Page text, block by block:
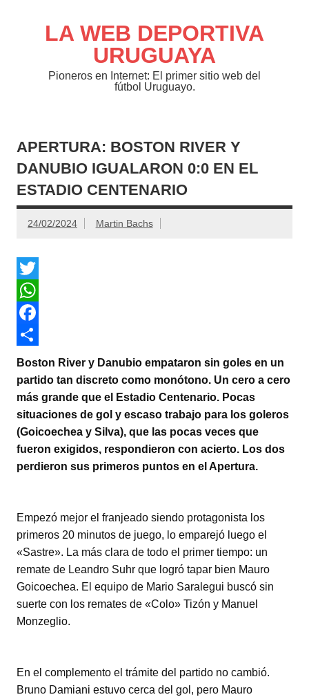
contenidoLA WEB DEPORTIVA
URUGUAYA
Pioneros en Internet: El primer sitio web del
fútbol Uruguayo.
APERTURA: BOSTON RIVER Y
DANUBIO IGUALARON 0:0 EN EL
ESTADIO CENTENARIO
24/02/2024 Martin Bachs
T
w
t
t
e
W
h
a
t
s
p
p
F
a
c
e
o
o
C
o
m
a
r
i
r
Boston River y Danubio empataron sin goles en un
partido tan discreto como monótono. Un cero a cero
más grande que el Estadio Centenario. Pocas
situaciones de gol y escaso trabajo para los goleros
(Goicoechea y Silva), que las pocas veces que
fueron exigidos, respondieron con acierto. Los dos
perdieron sus primeros puntos en el Apertura.
Empezó mejor el franjeado siendo protagonista los
primeros 20 minutos de juego, lo emparejó luego el
«Sastre». La más clara de todo el primer tiempo: un
remate de Leandro Suhr que logró tapar bien Mauro
Goicoechea. El equipo de Mario Saralegui buscó sin
suerte con los remates de «Colo» Tizón y Manuel
Monzeglio.
En el complemento el trámite del partido no cambió.
Bruno Damiani estuvo cerca del gol, pero Mauro